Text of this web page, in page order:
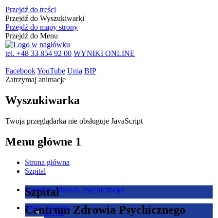
Przejdź do treści
Przejdź do Wyszukiwarki
Przejdź do mapy strony
Przejdź do Menu
tel. +48 33 854 92 00 WYNIKI ONLINE
FacebookYouTube Unia BIP
Zatrzymaj animacje
Wyszukiwarka
Twoja przeglądarka nie obsługuje JavaScript
Menu główne 1
Strona główna
Szpital
Szpital
O Nas
Centrum Zdrowia Psychicznego
Centrum Zdrowia Psychicznego
Strefa Pacjenta